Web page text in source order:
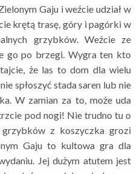
Gaju i weźcie udział w
krętą trasę, góry i pagórki w
grzybków. Weźcie ze
go po brzegi. Wygra ten kto
że las to dom dla wielu
spłoszyć stada saren lub nie
W zamian za to, może uda
pod nogi! Nie trudno tu o
z koszyczka grozi
Gaju to kultowa gra dla
Jej dużym atutem jest